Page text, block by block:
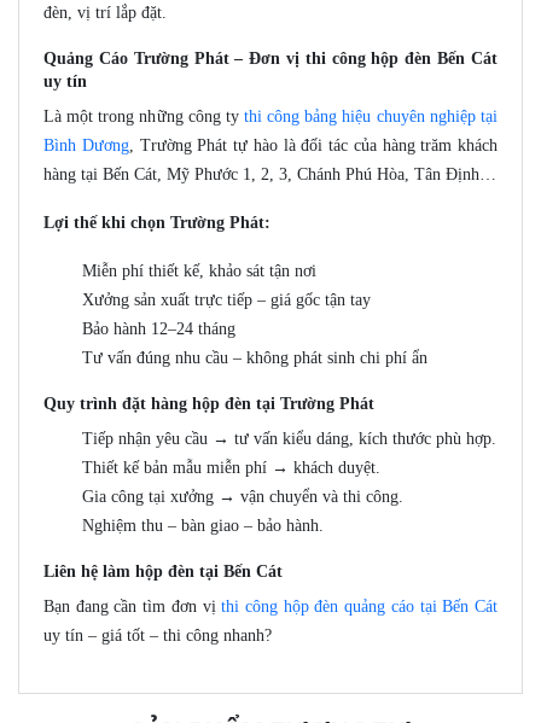
đèn, vị trí lắp đặt.
Quảng Cáo Trường Phát – Đơn vị thi công hộp đèn Bến Cát
uy tín
Là một trong những công ty thi công bảng hiệu chuyên nghiệp tại
Bình Dương, Trường Phát tự hào là đối tác của hàng trăm khách
hàng tại Bến Cát, Mỹ Phước 1, 2, 3, Chánh Phú Hòa, Tân Định…
Lợi thế khi chọn Trường Phát:
Miễn phí thiết kế, khảo sát tận nơi
Xưởng sản xuất trực tiếp – giá gốc tận tay
Bảo hành 12–24 tháng
Tư vấn đúng nhu cầu – không phát sinh chi phí ẩn
Quy trình đặt hàng hộp đèn tại Trường Phát
Tiếp nhận yêu cầu → tư vấn kiểu dáng, kích thước phù hợp.
Thiết kế bản mẫu miễn phí → khách duyệt.
Gia công tại xưởng → vận chuyển và thi công.
Nghiệm thu – bàn giao – bảo hành.
Liên hệ làm hộp đèn tại Bến Cát
Bạn đang cần tìm đơn vịthi công hộp đèn quảng cáo tại Bến Cát
uy tín – giá tốt – thi công nhanh?